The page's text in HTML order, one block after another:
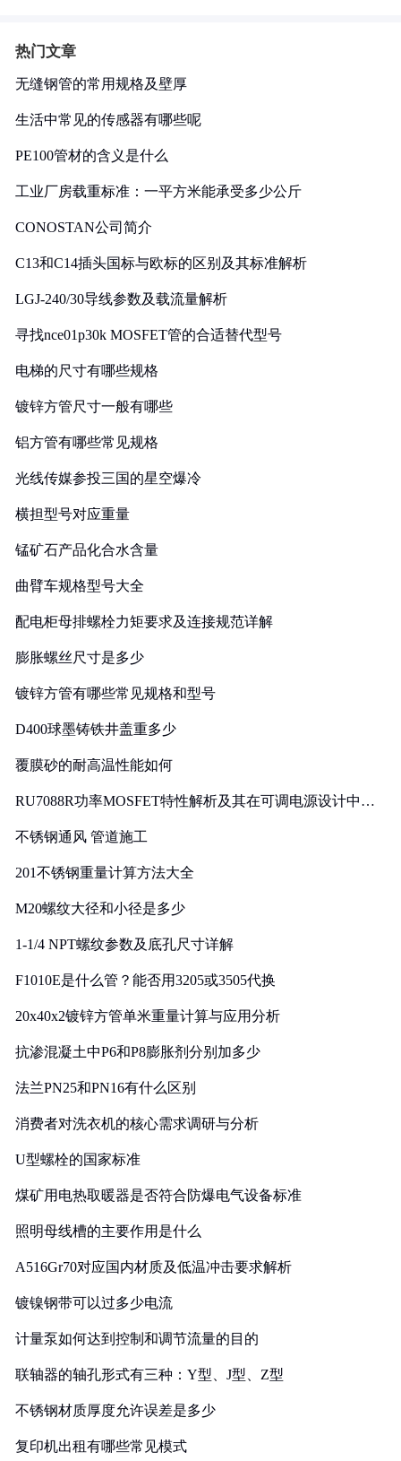
热门文章
无缝钢管的常用规格及壁厚
生活中常见的传感器有哪些呢
PE100管材的含义是什么
工业厂房载重标准：一平方米能承受多少公斤
CONOSTAN公司简介
C13和C14插头国标与欧标的区别及其标准解析
LGJ-240/30导线参数及载流量解析
寻找nce01p30k MOSFET管的合适替代型号
电梯的尺寸有哪些规格
镀锌方管尺寸一般有哪些
铝方管有哪些常见规格
光线传媒参投三国的星空爆冷
横担型号对应重量
锰矿石产品化合水含量
曲臂车规格型号大全
配电柜母排螺栓力矩要求及连接规范详解
膨胀螺丝尺寸是多少
镀锌方管有哪些常见规格和型号
D400球墨铸铁井盖重多少
覆膜砂的耐高温性能如何
RU7088R功率MOSFET特性解析及其在可调电源设计中的
不锈钢通风 管道施工
201不锈钢重量计算方法大全
M20螺纹大径和小径是多少
1-1/4 NPT螺纹参数及底孔尺寸详解
F1010E是什么管？能否用3205或3505代换
20x40x2镀锌方管单米重量计算与应用分析
抗渗混凝土中P6和P8膨胀剂分别加多少
法兰PN25和PN16有什么区别
消费者对洗衣机的核心需求调研与分析
U型螺栓的国家标准
煤矿用电热取暖器是否符合防爆电气设备标准
照明母线槽的主要作用是什么
A516Gr70对应国内材质及低温冲击要求解析
镀镍钢带可以过多少电流
计量泵如何达到控制和调节流量的目的
联轴器的轴孔形式有三种：Y型、J型、Z型
不锈钢材质厚度允许误差是多少
复印机出租有哪些常见模式